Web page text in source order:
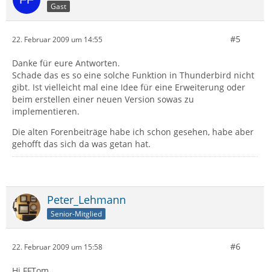
Gast
22. Februar 2009 um 14:55 #5
Danke für eure Antworten.
Schade das es so eine solche Funktion in Thunderbird nicht
gibt. Ist vielleicht mal eine Idee für eine Erweiterung oder
beim erstellen einer neuen Version sowas zu
implementieren.
Die alten Forenbeiträge habe ich schon gesehen, habe aber
gehofft das sich da was getan hat.
Peter_Lehmann
Senior-Mitglied
22. Februar 2009 um 15:58 #6